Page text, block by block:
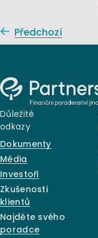
Předchozí
Důležité
odkazy
Dokumenty
Média
Investoři
Zkušenosti
klientů
Najděte svého
poradce